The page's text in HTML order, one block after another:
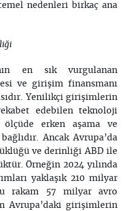
temel nedenleri birkaç ana
en sık vurgulanan
ve girişim finansmanı
Yenilikçi girişimlerin
edebilen teknoloji
erken aşama ve
Ancak Avrupa’da
ve derinliği ABD ile
Örneğin 2024 yılında
yaklaşık 210 milyar
rakam 57 milyar avro
Avrupa’daki girişimlerin